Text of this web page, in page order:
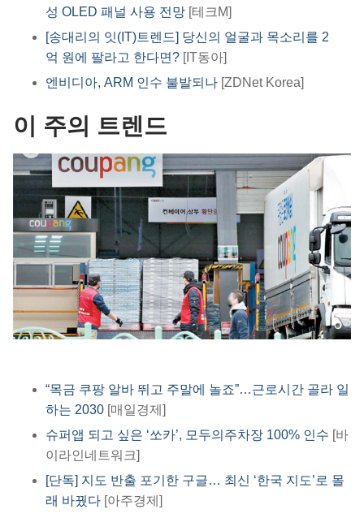
성 OLED 패널 사용 전망 [테크M]
[송대리의 잇(IT)트렌드] 당신의 얼굴과 목소리를 2
억 원에 팔라고 한다면? [IT동아]
엔비디아, ARM 인수 불발되나 [ZDNet Korea]
이 주의 트렌드
“목금 쿠팡 알바 뛰고 주말에 놀죠”…근로시간 골라 일
하는 2030 [매일경제]
슈퍼앱 되고 싶은 ‘쏘카’, 모두의주차장 100% 인수 [바
이라인네트워크]​
[단독] 지도 반출 포기한 구글… 최신 ‘한국 지도’로 몰
래 바꿨다 [아주경제]​